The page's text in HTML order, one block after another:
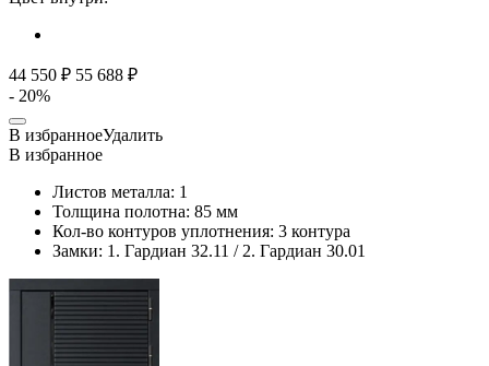
44 550 ₽ 55 688 ₽
- 20%
В избранноеУдалить
В избранное
Листов металла: 1
Толщина полотна: 85 мм
Кол-во контуров уплотнения: 3 контура
Замки: 1. Гардиан 32.11 / 2. Гардиан 30.01